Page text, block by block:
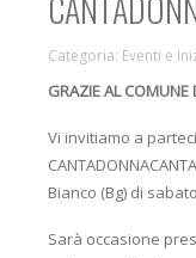
Categoria: Eventi e
GRAZIE AL
Vi invitiamo a
Bianco (Bg) di
Sarà occasione